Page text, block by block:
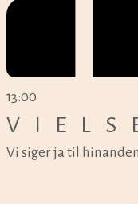
13:00
Vi siger ja til